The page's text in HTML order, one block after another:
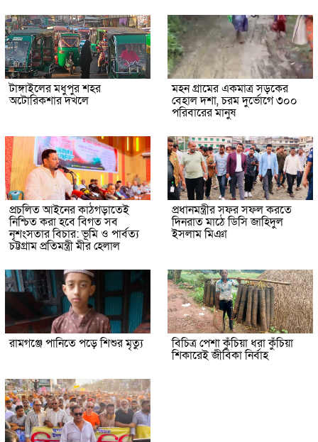
টাঙ্গাইলের মধুপুর শহর
অটোরিকশার দখলে
মহন গ্রামের একমাত্র সড়কের
বেহাল দশা, চরম দুর্ভোগে ৩০০
পরিবারের মানুষ
প্রচলিত আইনের কাঠগড়াতেই
নিশ্চিত করা হবে বিগত সব
নৃশংসতার বিচার: ভূমি ও পার্বত্য
চট্টগ্রাম প্রতিমন্ত্রী মীর হেলাল
প্রধানমন্ত্রীর সফর সফল করতে
দিনরাত মাঠে ডিসি জাহিদুল
ইসলাম মিঞা
রামগঞ্জে পানিতে পড়ে শিশুর মৃত্যু বিচিত্র পেশা কুঁচিয়া ধরা কুঁচিয়া
শিকারেই জীবিকা নির্বাহ